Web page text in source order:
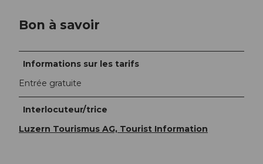
Bon à savoir
Informations sur les tarifs
Entrée gratuite
Interlocuteur/trice
Luzern Tourismus AG, Tourist Information